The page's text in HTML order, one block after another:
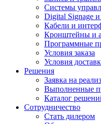
Системы
Digital Signage
Кабели и
Кронштейны и
Программные
Условия заказа
Условия
Решения
Заявка на
Выполненные
Каталог
Сотрудничество
Стать дилером